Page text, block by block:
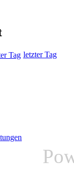
letzter Tag